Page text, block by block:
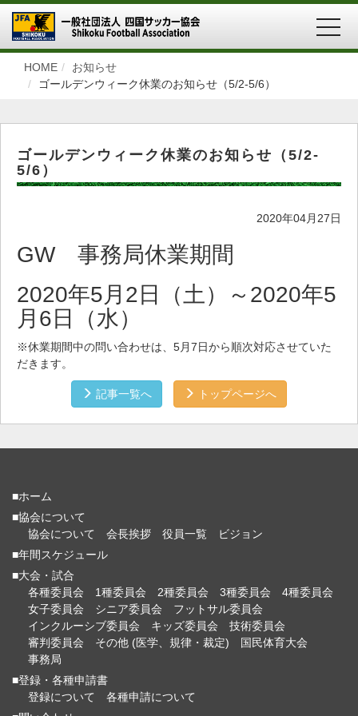
HOME
お知らせ
ゴールデンウィーク休業のお知らせ（5/2-5/6）
ゴールデンウィーク休業のお知らせ（5/2-
5/6）
2020年04月27日
GW 事務局休業期間
2020年5月2日（土）～2020年5
月6日（水）
※休業期間中の問い合わせは、5月7日から順次対応させていた
だきます。
記事一覧へ トップページへ
■ホーム
■協会について
協会について
会長挨拶 役員一覧
ビジョン
■年間スケジュール
■大会・試合
各種委員会
1種委員会 2種委員会 3種委員会
4種委員会
女子委員会
シニア委員会
フットサル委員会
インクルーシブ委員会
キッズ委員会
技術委員会
審判委員会
その他 (医学、規律・裁定)
国民体育大会
事務局
■登録・各種申請書
登録について
各種申請について